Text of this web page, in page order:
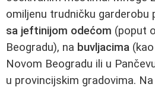
omiljenu trudničku garderobu
sa jeftinijom odećom (poput
Beogradu), na buvljacima
Novom Beogradu ili u
u provincijskim gradovima.